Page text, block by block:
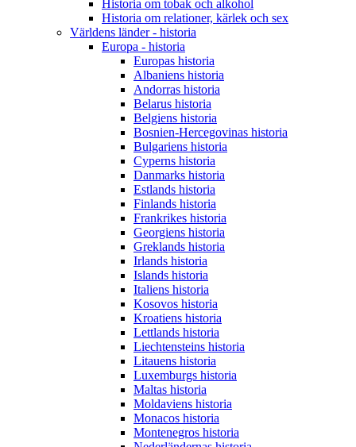
Historia om tobak och alkohol
Historia om relationer, kärlek och sex
Världens länder - historia
Europa - historia
Europas historia
Albaniens historia
Andorras historia
Belarus historia
Belgiens historia
Bosnien-Hercegovinas historia
Bulgariens historia
Cyperns historia
Danmarks historia
Estlands historia
Finlands historia
Frankrikes historia
Georgiens historia
Greklands historia
Irlands historia
Islands historia
Italiens historia
Kosovos historia
Kroatiens historia
Lettlands historia
Liechtensteins historia
Litauens historia
Luxemburgs historia
Maltas historia
Moldaviens historia
Monacos historia
Montenegros historia